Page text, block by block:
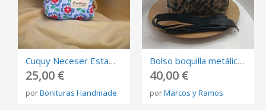
Cuquy Neceser Estampado Floral
25,00 €
porBonituras Handmade
Bolso boquilla metálica pelo animal print
40,00 €
porMarcos y Ramos